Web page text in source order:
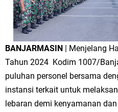
BANJARMASIN | Menjelang
Tahun 2024 Kodim 1007/
puluhan personel bersama
instansi terkait untuk
lebaran demi kenyamanan